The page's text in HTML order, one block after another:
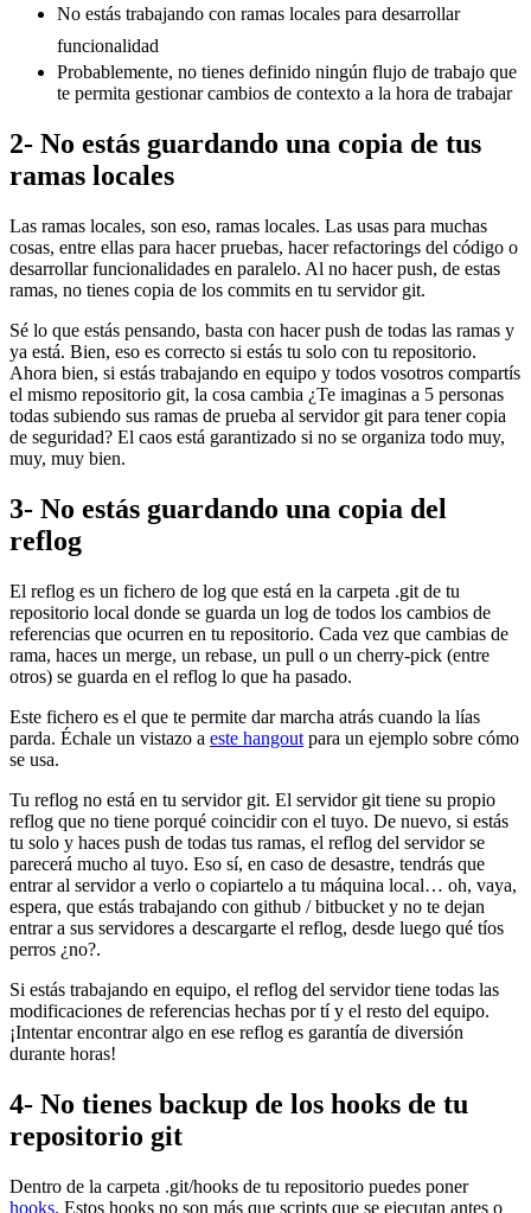
No estás trabajando con ramas locales para desarrollar
funcionalidad
Probablemente, no tienes definido ningún flujo de trabajo que
te permita gestionar cambios de contexto a la hora de trabajar
2- No estás guardando una copia de tus
ramas locales
Las ramas locales, son eso, ramas locales. Las usas para muchas
cosas, entre ellas para hacer pruebas, hacer refactorings del código o
desarrollar funcionalidades en paralelo. Al no hacer push, de estas
ramas, no tienes copia de los commits en tu servidor git.
Sé lo que estás pensando, basta con hacer push de todas las ramas y
ya está. Bien, eso es correcto si estás tu solo con tu repositorio.
Ahora bien, si estás trabajando en equipo y todos vosotros compartís
el mismo repositorio git, la cosa cambia ¿Te imaginas a 5 personas
todas subiendo sus ramas de prueba al servidor git para tener copia
de seguridad? El caos está garantizado si no se organiza todo muy,
muy, muy bien.
3- No estás guardando una copia del
reflog
El reflog es un fichero de log que está en la carpeta .git de tu
repositorio local donde se guarda un log de todos los cambios de
referencias que ocurren en tu repositorio. Cada vez que cambias de
rama, haces un merge, un rebase, un pull o un cherry-pick (entre
otros) se guarda en el reflog lo que ha pasado.
Este fichero es el que te permite dar marcha atrás cuando la lías
parda. Échale un vistazo a este hangout para un ejemplo sobre cómo
se usa.
Tu reflog no está en tu servidor git. El servidor git tiene su propio
reflog que no tiene porqué coincidir con el tuyo. De nuevo, si estás
tu solo y haces push de todas tus ramas, el reflog del servidor se
parecerá mucho al tuyo. Eso sí, en caso de desastre, tendrás que
entrar al servidor a verlo o copiartelo a tu máquina local… oh, vaya,
espera, que estás trabajando con github / bitbucket y no te dejan
entrar a sus servidores a descargarte el reflog, desde luego qué tíos
perros ¿no?.
Si estás trabajando en equipo, el reflog del servidor tiene todas las
modificaciones de referencias hechas por tí y el resto del equipo.
¡Intentar encontrar algo en ese reflog es garantía de diversión
durante horas!
4- No tienes backup de los hooks de tu
repositorio git
Dentro de la carpeta .git/hooks de tu repositorio puedes poner
hooks. Estos hooks no son más que scripts que se ejecutan antes o